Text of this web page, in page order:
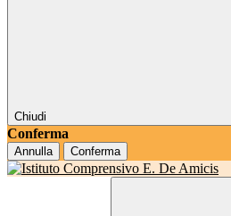
Chiudi
Conferma
Annulla Conferma